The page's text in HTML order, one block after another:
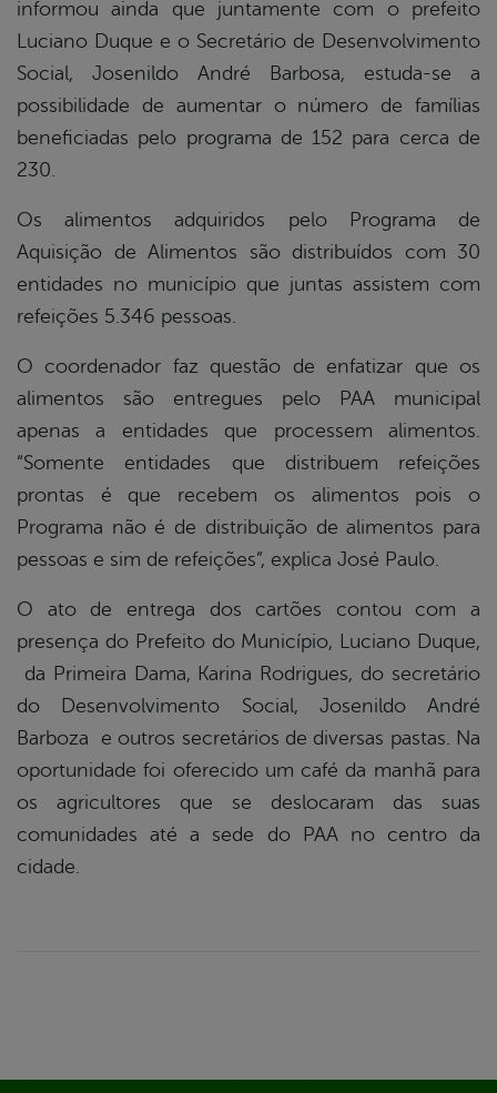
informou ainda que juntamente com o prefeito
Luciano Duque e o Secretário de Desenvolvimento
Social, Josenildo André Barbosa, estuda-se a
possibilidade de aumentar o número de famílias
beneficiadas pelo programa de 152 para cerca de
230.
Os alimentos adquiridos pelo Programa de
Aquisição de Alimentos são distribuídos com 30
entidades no município que juntas assistem com
refeições 5.346 pessoas.
O coordenador faz questão de enfatizar que os
alimentos são entregues pelo PAA municipal
apenas a entidades que processem alimentos.
“Somente entidades que distribuem refeições
prontas é que recebem os alimentos pois o
Programa não é de distribuição de alimentos para
pessoas e sim de refeições”, explica José Paulo.
O ato de entrega dos cartões contou com a
presença do Prefeito do Município, Luciano Duque,
da Primeira Dama, Karina Rodrigues, do secretário
do Desenvolvimento Social, Josenildo André
Barboza e outros secretários de diversas pastas. Na
oportunidade foi oferecido um café da manhã para
os agricultores que se deslocaram das suas
comunidades até a sede do PAA no centro da
cidade.